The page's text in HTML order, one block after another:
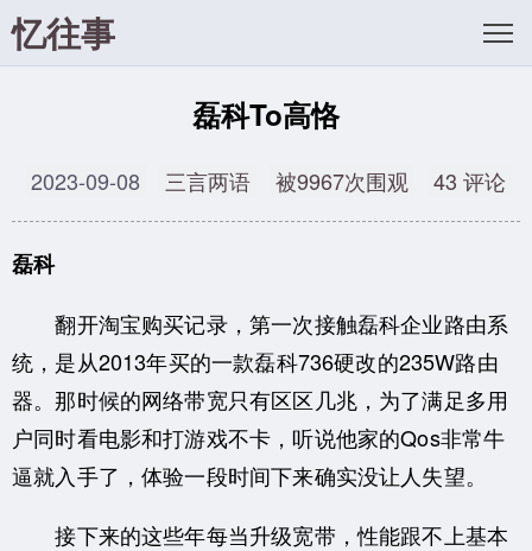
忆往事
磊科To高恪
2023-09-08 三言两语 被9967次围观 43 评论
磊科
翻开淘宝购买记录，第一次接触磊科企业路由系
统，是从2013年买的一款磊科736硬改的235W路由
器。那时候的网络带宽只有区区几兆，为了满足多用
户同时看电影和打游戏不卡，听说他家的Qos非常牛
逼就入手了，体验一段时间下来确实没让人失望。
接下来的这些年每当升级宽带，性能跟不上基本